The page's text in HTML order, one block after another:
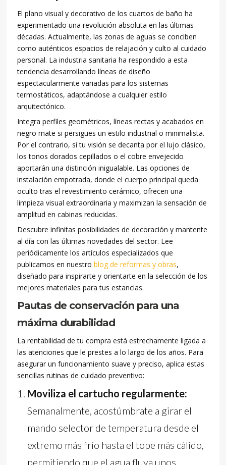
El plano visual y decorativo de los cuartos de baño ha
experimentado una revolución absoluta en las últimas
décadas. Actualmente, las zonas de aguas se conciben
como auténticos espacios de relajación y culto al cuidado
personal. La industria sanitaria ha respondido a esta
tendencia desarrollando líneas de diseño
espectacularmente variadas para los sistemas
termostáticos, adaptándose a cualquier estilo
arquitectónico.
Integra perfiles geométricos, líneas rectas y acabados en
negro mate si persigues un estilo industrial o minimalista.
Por el contrario, si tu visión se decanta por el lujo clásico,
los tonos dorados cepillados o el cobre envejecido
aportarán una distinción inigualable. Las opciones de
instalación empotrada, donde el cuerpo principal queda
oculto tras el revestimiento cerámico, ofrecen una
limpieza visual extraordinaria y maximizan la sensación de
amplitud en cabinas reducidas.
Descubre infinitas posibilidades de decoración y mantente
al día con las últimas novedades del sector. Lee
periódicamente los artículos especializados que
publicamos en nuestroblog de reformas y obras,
diseñado para inspirarte y orientarte en la selección de los
mejores materiales para tus estancias.
Pautas de conservación para una
máxima durabilidad
La rentabilidad de tu compra está estrechamente ligada a
las atenciones que le prestes a lo largo de los años. Para
asegurar un funcionamiento suave y preciso, aplica estas
sencillas rutinas de cuidado preventivo:
Moviliza el cartucho regularmente:
Semanalmente, acostúmbrate a girar el
mando selector de temperatura desde el
extremo más frío hasta el tope más cálido,
permitiendo que el agua fluya unos